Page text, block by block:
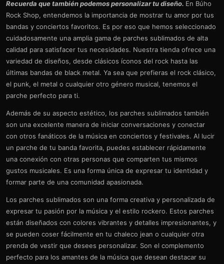
Recuerda que también podemos personalizar tu diseño. En Búho
Rock Shop, entendemos la importancia de mostrar tu amor por tus
bandas y conciertos favoritos. Es por eso que hemos seleccionado
cuidadosamente una amplia gama de parches sublimados de alta
calidad para satisfacer tus necesidades. Nuestra tienda ofrece una
variedad de diseños, desde clásicos íconos del rock hasta las
últimas bandas de black metal. Ya sea que prefieras el rock clásico,
el punk, el metal o cualquier otro género musical, tenemos el
parche perfecto para ti.
Además de su aspecto estético, los parches sublimados también
son una excelente manera de iniciar conversaciones y conectar
con otros fanáticos de la música en conciertos y festivales. Al lucir
un parche de tu banda favorita, puedes establecer rápidamente
una conexión con otras personas que comparten tus mismos
gustos musicales. Es una forma única de expresar tu identidad y
formar parte de una comunidad apasionada.
Los parches sublimados son una forma creativa y personalizada de
expresar tu pasión por la música y el estilo rockero. Estos parches
están diseñados con colores vibrantes y detalles impresionantes, y
se pueden coser fácilmente en tu chaleco jean o cualquier otra
prenda de vestir que desees personalizar. Son el complemento
perfecto para los amantes de la música que desean destacar su